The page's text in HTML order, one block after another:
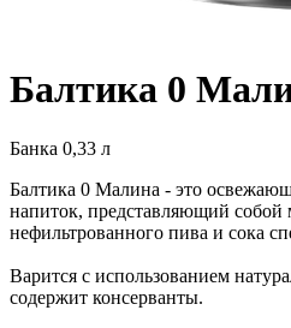
Балтика 0
Банка 0,33 л
Балтика 0 Малина - это
напиток, представляющий собой
нефильтрованного пива и сока
Варится с использованием
содержит консерванты.